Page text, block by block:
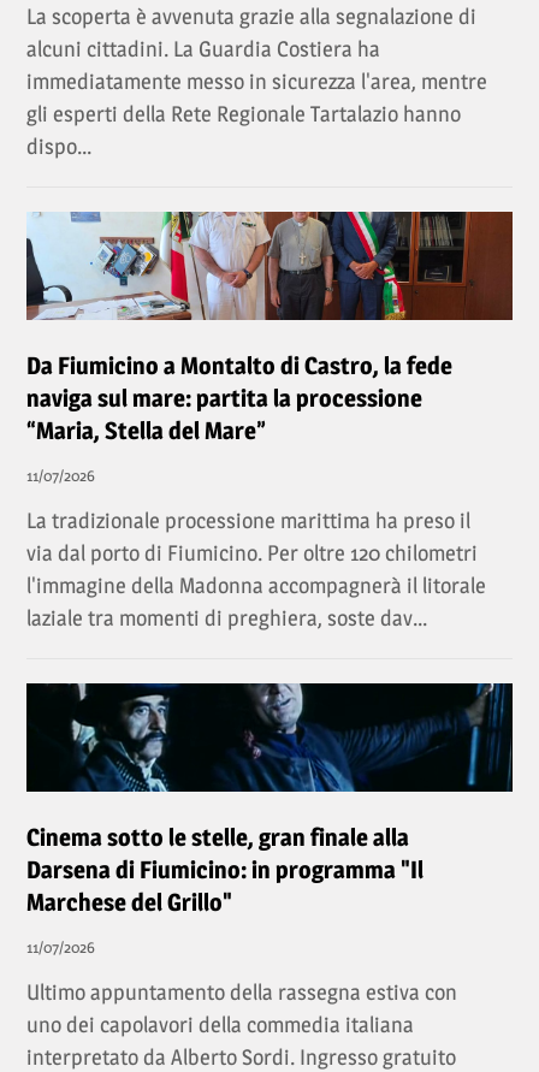
La scoperta è avvenuta grazie alla segnalazione di
alcuni cittadini. La Guardia Costiera ha
immediatamente messo in sicurezza l'area, mentre
gli esperti della Rete Regionale Tartalazio hanno
dispo...
Da Fiumicino a Montalto di Castro, la fede
naviga sul mare: partita la processione
“Maria, Stella del Mare”
11/07/2026
La tradizionale processione marittima ha preso il
via dal porto di Fiumicino. Per oltre 120 chilometri
l'immagine della Madonna accompagnerà il litorale
laziale tra momenti di preghiera, soste dav...
Cinema sotto le stelle, gran finale alla
Darsena di Fiumicino: in programma "Il
Marchese del Grillo"
11/07/2026
Ultimo appuntamento della rassegna estiva con
uno dei capolavori della commedia italiana
interpretato da Alberto Sordi. Ingresso gratuito